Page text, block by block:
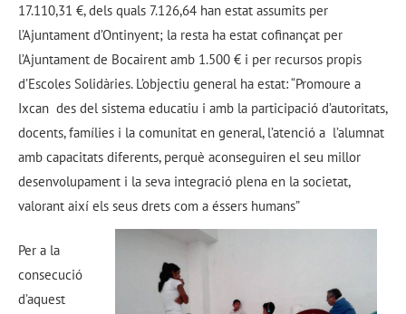
17.110,31 €, dels quals 7.126,64 han estat assumits per
l’Ajuntament d’Ontinyent; la resta ha estat cofinançat per
l’Ajuntament de Bocairent amb 1.500 € i per recursos propis
d’Escoles Solidàries. L’objectiu general ha estat: “Promoure a
Ixcan des del sistema educatiu i amb la participació d’autoritats,
docents, famílies i la comunitat en general, l’atenció a l’alumnat
amb capacitats diferents, perquè aconseguiren el seu millor
desenvolupament i la seva integració plena en la societat,
valorant així els seus drets com a éssers humans”
Per a la
consecució
d’aquest